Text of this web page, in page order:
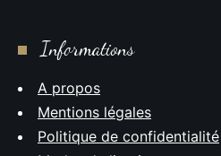
Informations
A propos
Mentions légales
Politique de confidentialité